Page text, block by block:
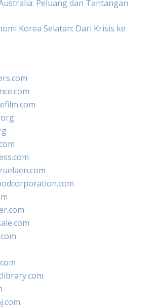
Peluang dan Tantangan
Korea Selatan: Dari Krisis ke